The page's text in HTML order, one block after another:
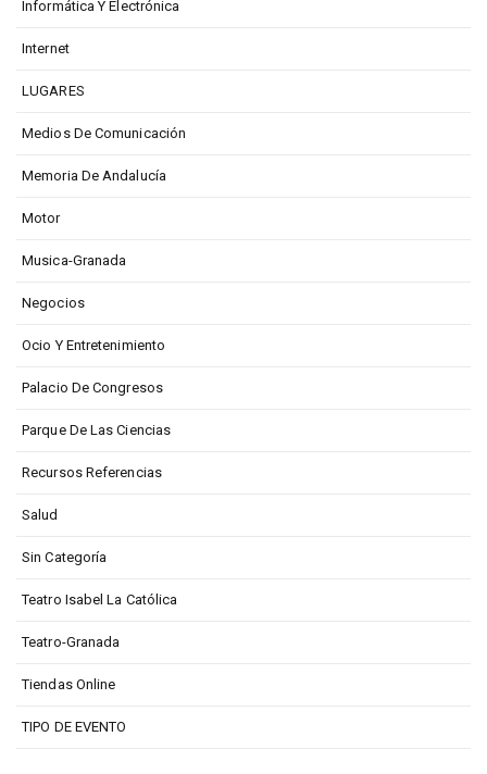
Informática Y Electrónica
Internet
LUGARES
Medios De Comunicación
Memoria De Andalucía
Motor
Musica-Granada
Negocios
Ocio Y Entretenimiento
Palacio De Congresos
Parque De Las Ciencias
Recursos Referencias
Salud
Sin Categoría
Teatro Isabel La Católica
Teatro-Granada
Tiendas Online
TIPO DE EVENTO